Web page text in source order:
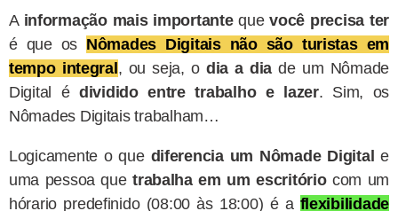
A informação mais importantequevocê precisa ter
é que os Nômades Digitais não são turistas em
tempo integral , ou seja, o dia a dia de um Nômade
Digital é dividido entre trabalho e lazer. Sim, os
Nômades Digitais trabalham…
Logicamente o quediferencia um Nômade Digital e
uma pessoa quetrabalha em um escritóriocom um
hórario predefinido (08:00 às 18:00) é a flexibilidade